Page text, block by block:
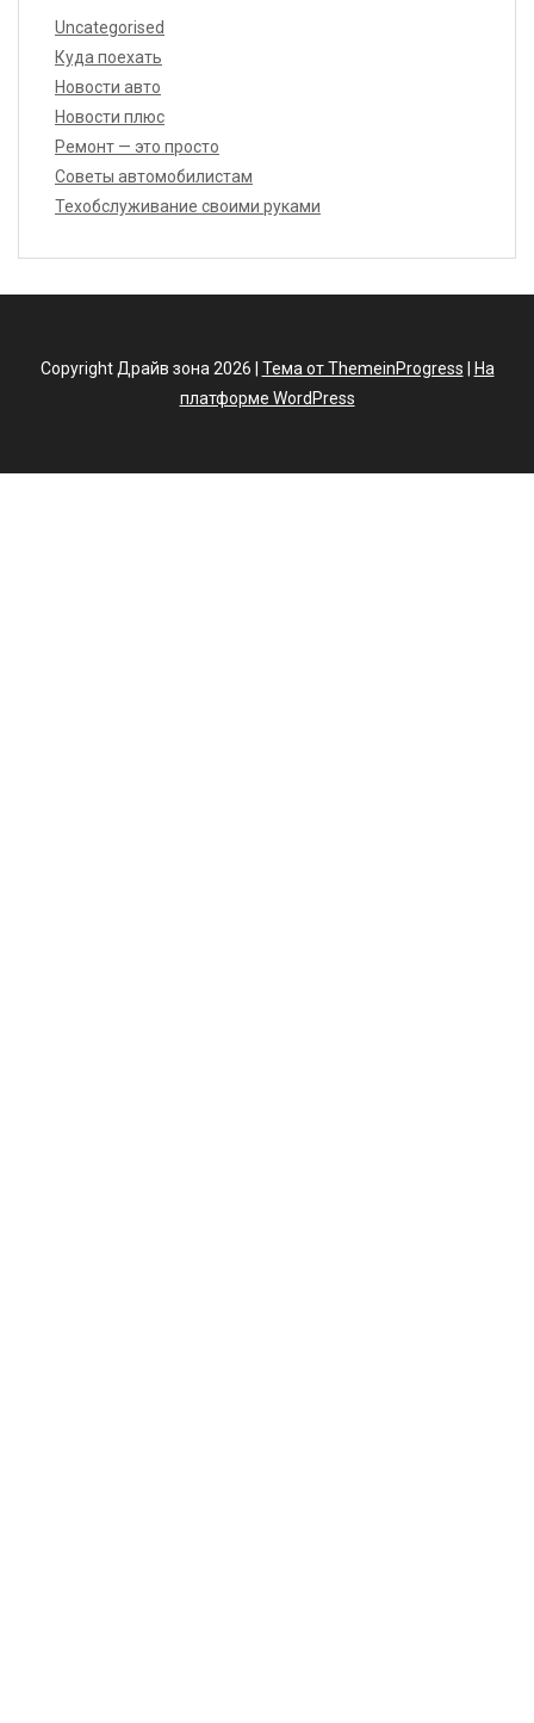
Uncategorised
Куда поехать
Новости авто
Новости плюс
Ремонт — это просто
Советы автомобилистам
Техобслуживание своими руками
Copyright Драйв зона 2026 | Тема от ThemeinProgress
На
платформе WordPress